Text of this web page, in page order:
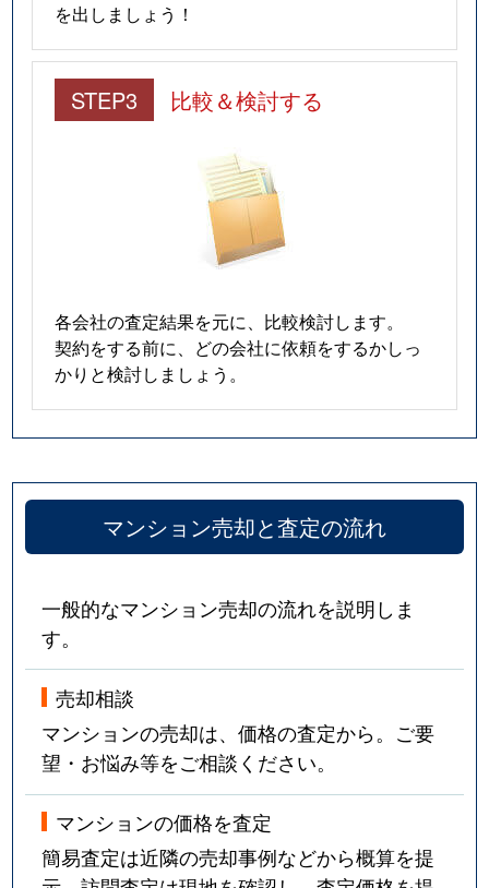
を出しましょう！
STEP3 比較＆検討する
各会社の査定結果を元に、比較検討します。
契約をする前に、どの会社に依頼をするかしっ
かりと検討しましょう。
マンション売却と査定の流れ
一般的なマンション売却の流れを説明しま
す。
売却相談
マンションの売却は、価格の査定から。ご要
望・お悩み等をご相談ください。
マンションの価格を査定
簡易査定は近隣の売却事例などから概算を提